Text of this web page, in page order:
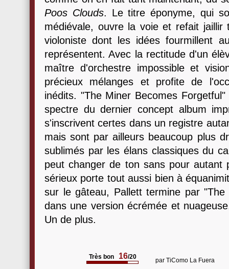
Poos Clouds. Le titre éponyme, qui
médiévale, ouvre la voie et refait
violoniste dont les idées fourmillent
représentent. Avec la rectitude d'un
maître d'orchestre impossible et
précieux mélanges et profite de
inédits. "The Miner Becomes
spectre du dernier concept album
s'inscrivent certes dans un registre
mais sont par ailleurs beaucoup plus
sublimés par les élans classiques du
peut changer de ton sans pour
sérieux porte tout aussi bien à
sur le gâteau, Pallett termine par
dans une version écrémée et
Un de plus.
Très bon 16/20 par TiComo La Fuera